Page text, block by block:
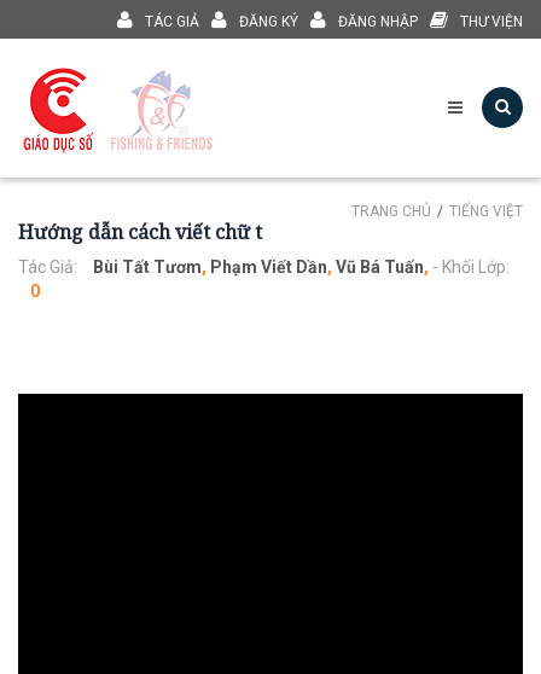
TÁC GIẢ ĐĂNG KÝ ĐĂNG NHẬP THƯ VIỆN
TRANG CHỦ TIẾNG VIỆT
Hướng dẫn cách viết chữ t
Tác Giả: Bùi Tất Tươm, Phạm Viết Dần, Vũ Bá Tuấn, - Khối Lớp:
0